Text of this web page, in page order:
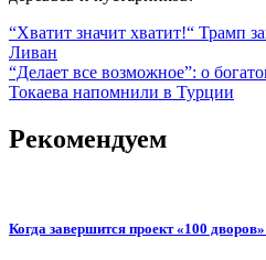
Навигация
по
записям
“Хватит значит хватит!“ Трамп
Ливан
“Делает все возможное”: о
Токаева напомнили в Турции
Рекомендуем
Когда завершится проект «100